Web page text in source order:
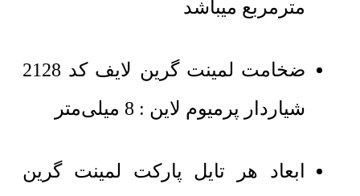
مترمربع میباشد
ضخامت لمینت گرین لایف کد 2128
شیاردار پرمیوم لاین : 8 میلی‌متر
ابعاد هر تایل پارکت لمینت گرین